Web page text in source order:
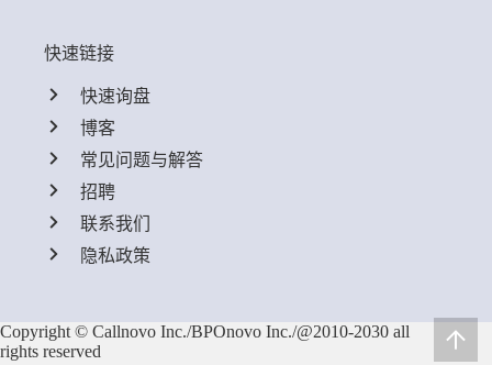
快速链接
快速询盘
博客
常见问题与解答
招聘
联系我们
隐私政策
Copyright © Callnovo Inc./BPOnovo Inc./@2010-2030 all
rights reserved